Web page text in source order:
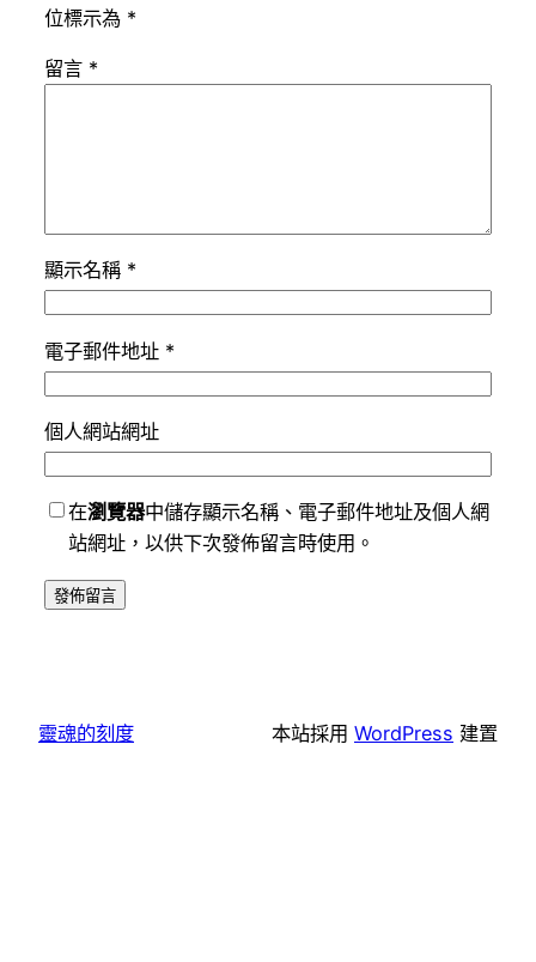
位標示為 *
留言 *
顯示名稱 *
電子郵件地址 *
個人網站網址
在瀏覽器中儲存顯示名稱、電子郵件地址及個人網
站網址，以供下次發佈留言時使用。
靈魂的刻度 本站採用 WordPress 建置